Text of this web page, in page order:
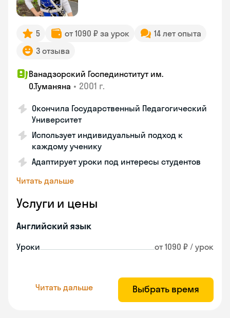
5 от 1090 ₽ за урок
14 лет опыта
3 отзыва
Ванадзорский Госпединститут им.
О.Туманяна • 2001 г.
Окончила Государственный Педагогический
Университет
Использует индивидуальный подход к
каждому ученику
Адаптирует уроки под интересы студентов
Читать дальше
Услуги и цены
Английский язык
Уроки от 1090 ₽ / урок
Читать дальше Выбрать время